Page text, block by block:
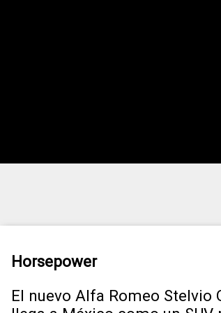
Horsepower
El nuevo Alfa Romeo Stelvio